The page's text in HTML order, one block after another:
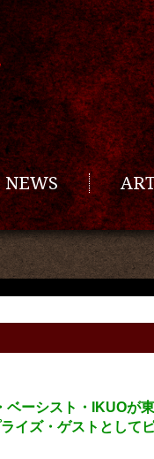
NEWS
ーシスト・IKUOが
イズ・ゲストとして